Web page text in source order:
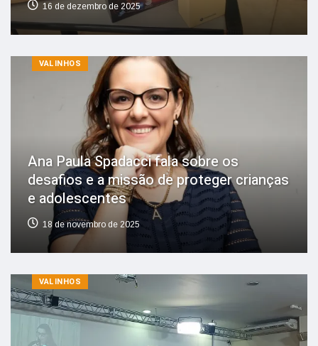
16 de dezembro de 2025
VALINHOS
Ana Paula Spadacci fala sobre os
desafios e a missão de proteger crianças
e adolescentes
18 de novembro de 2025
VALINHOS